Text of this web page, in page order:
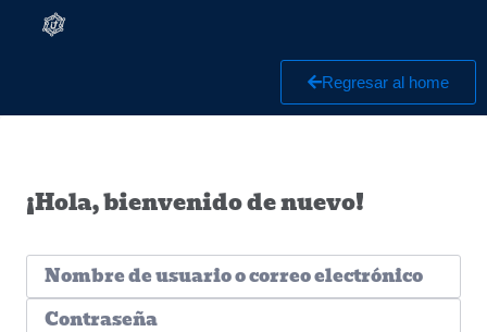
Regresar al home
¡Hola, bienvenido de nuevo!